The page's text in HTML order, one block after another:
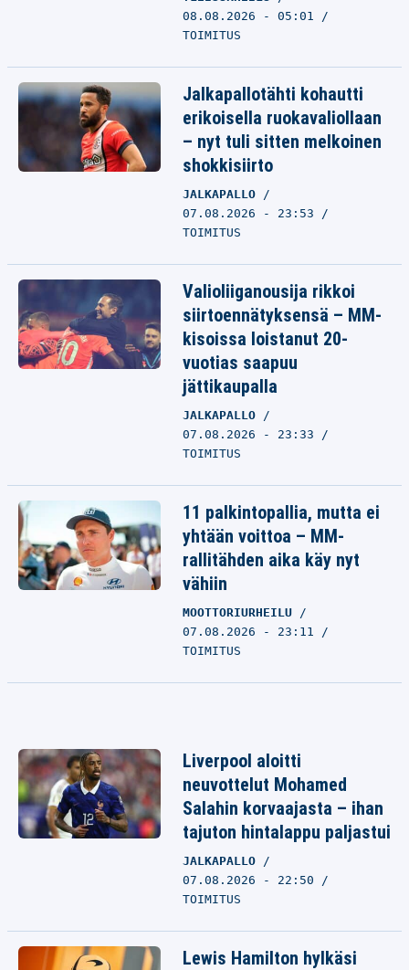
08.08.2026 - 05:01
TOIMITUS
Jalkapallotähti kohautti
erikoisella ruokavaliollaan
– nyt tuli sitten melkoinen
shokkisiirto
JALKAPALLO
07.08.2026 - 23:53
TOIMITUS
Valioliiganousija rikkoi
siirtoennätyksensä – MM-
kisoissa loistanut 20-
vuotias saapuu
jättikaupalla
JALKAPALLO
07.08.2026 - 23:33
TOIMITUS
11 palkintopallia, mutta ei
yhtään voittoa – MM-
rallitähden aika käy nyt
vähiin
MOOTTORIURHEILU
07.08.2026 - 23:11
TOIMITUS
Liverpool aloitti
neuvottelut Mohamed
Salahin korvaajasta – ihan
tajuton hintalappu paljastui
JALKAPALLO
07.08.2026 - 22:50
TOIMITUS
Lewis Hamilton hylkäsi